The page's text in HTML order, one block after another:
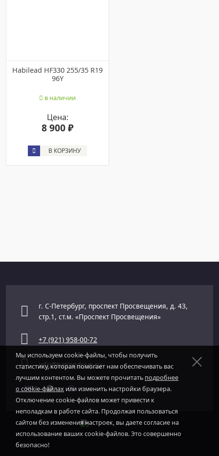
Habilead HF330 255/35 R19
96Y
в наличии
Цена:
8 900 ₽
В КОРЗИНУ
г. С-Петербург, проспект Просвещения, д. 43,
стр.1, ст.м. «Проспект Просвещения»
+7 (921) 958-00-72
info@tuningdrive.ru
Мы используем cookie-файлы, чтобы получить
статистику, которая помогает нам обеспечивать вас
лучшим контентом. Вы можете прочитать подробнее
о cookie-файлах или изменить настройки браузера.
Отключение cookie-файлов может привести к
неполадкам в работе сайта. Продолжая пользоваться
сайтом без изменения настроек, вы даете согласие на
использование ваших cookie-файлов. Это совершенно
безопасно!